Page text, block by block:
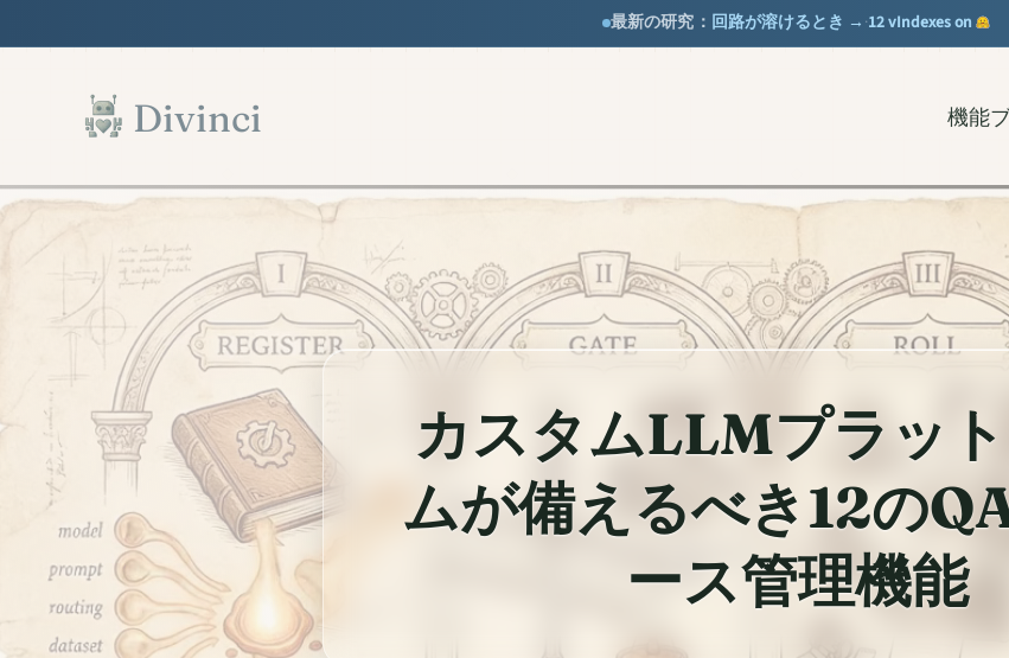
最新の研究： 回路が溶けるとき → ·12 vIndexes on
Divinci 機能
カスタムLLMプラッ
ムが備えるべき12の
ース管理機能